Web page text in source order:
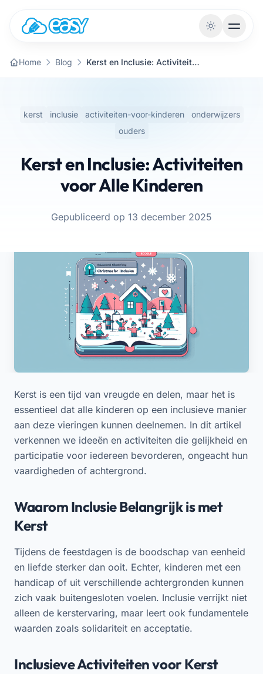
Home Blog Kerst en Inclusie: Activiteiten voor Alle Kinderen
kerst inclusie activiteiten-voor-kinderen
onderwijzers
ouders
Kerst en Inclusie: Activiteiten
voor Alle Kinderen
Gepubliceerd op 13 december 2025
Kerst is een tijd van vreugde en delen, maar het is
essentieel dat alle kinderen op een inclusieve manier
aan deze vieringen kunnen deelnemen. In dit artikel
verkennen we ideeën en activiteiten die gelijkheid en
participatie voor iedereen bevorderen, ongeacht hun
vaardigheden of achtergrond.
Waarom Inclusie Belangrijk is met
Kerst
Tijdens de feestdagen is de boodschap van eenheid
en liefde sterker dan ooit. Echter, kinderen met een
handicap of uit verschillende achtergronden kunnen
zich vaak buitengesloten voelen. Inclusie verrijkt niet
alleen de kerstervaring, maar leert ook fundamentele
waarden zoals solidariteit en acceptatie.
Inclusieve Activiteiten voor Kerst